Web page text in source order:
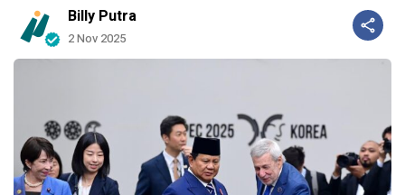
Billy Putra
2 Nov 2025